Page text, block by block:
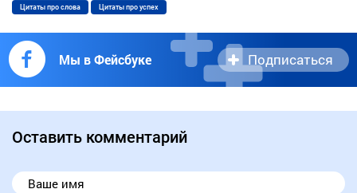
Цитаты про слова Цитаты про успех
Мы в Фейсбуке Подписаться
Оставить комментарий